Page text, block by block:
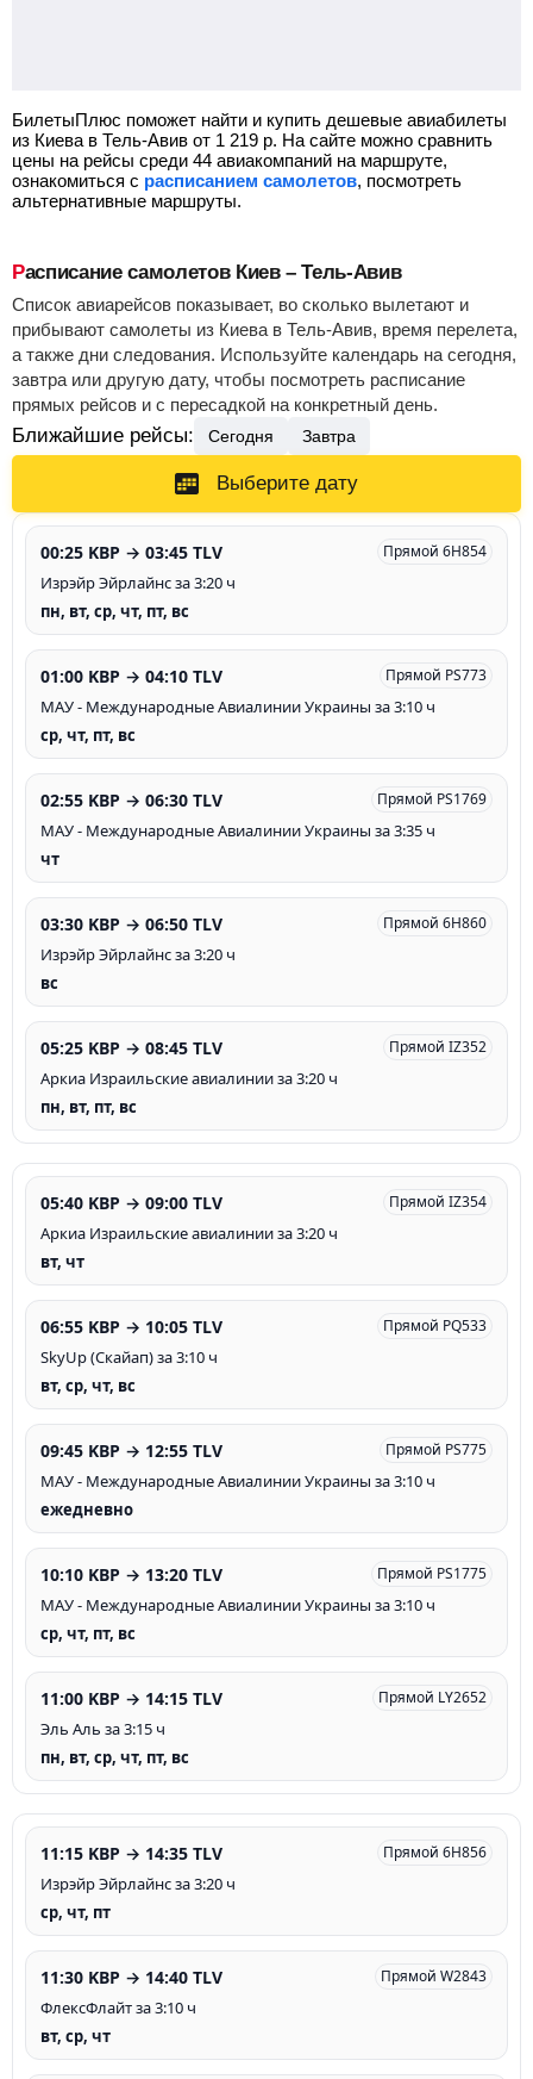
БилетыПлюс поможет найти и купить дешевые авиабилеты
из Киева в Тель-Авив от 1 219 р. На сайте можно сравнить
цены на рейсы среди 44 авиакомпаний на маршруте,
ознакомиться с расписанием самолетов, посмотреть
альтернативные маршруты.
Расписание самолетов Киев – Тель-Авив
Список авиарейсов показывает, во сколько вылетают и
прибывают самолеты из Киева в Тель-Авив, время перелета,
а также дни следования. Используйте календарь на сегодня,
завтра или другую дату, чтобы посмотреть расписание
прямых рейсов и с пересадкой на конкретный день.
Ближайшие рейсы: Сегодня Завтра
Выберите дату
00:25 KBP → 03:45 TLV Прямой 6H854
Изрэйр Эйрлайнc за 3:20 ч
пн, вт, ср, чт, пт, вс
01:00 KBP → 04:10 TLV Прямой PS773
МАУ - Международные Авиалинии Украины за 3:10 ч
ср, чт, пт, вс
02:55 KBP → 06:30 TLV Прямой PS1769
МАУ - Международные Авиалинии Украины за 3:35 ч
чт
03:30 KBP → 06:50 TLV Прямой 6H860
Изрэйр Эйрлайнc за 3:20 ч
вс
05:25 KBP → 08:45 TLV Прямой IZ352
Аркиа Израильские авиалинии за 3:20 ч
пн, вт, пт, вс
05:40 KBP → 09:00 TLV Прямой IZ354
Аркиа Израильские авиалинии за 3:20 ч
вт, чт
06:55 KBP → 10:05 TLV Прямой PQ533
SkyUp (Скайап) за 3:10 ч
вт, ср, чт, вс
09:45 KBP → 12:55 TLV Прямой PS775
МАУ - Международные Авиалинии Украины за 3:10 ч
ежедневно
10:10 KBP → 13:20 TLV Прямой PS1775
МАУ - Международные Авиалинии Украины за 3:10 ч
ср, чт, пт, вс
11:00 KBP → 14:15 TLV Прямой LY2652
Эль Аль за 3:15 ч
пн, вт, ср, чт, пт, вс
11:15 KBP → 14:35 TLV Прямой 6H856
Изрэйр Эйрлайнc за 3:20 ч
ср, чт, пт
11:30 KBP → 14:40 TLV Прямой W2843
ФлексФлайт за 3:10 ч
вт, ср, чт